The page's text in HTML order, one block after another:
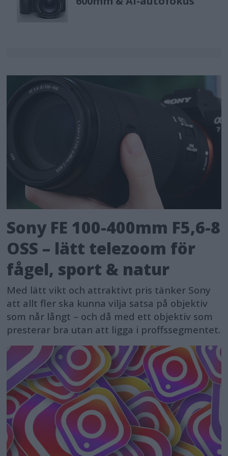
Sony FE 100-400mm F5,6-8
OSS – lätt telezoom för
fågel, sport & natur
Med lätt vikt och attraktivt pris tänker Sony
att allt fler ska kunna vilja satsa på objektiv
som når långt – och då med ett objektiv som
presterar bra utan att ligga i proffssegmentet.